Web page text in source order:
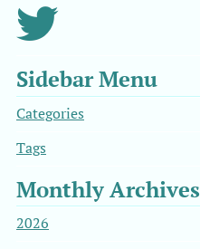
Sidebar Menu
Categories
Tags
Monthly Archives
2026